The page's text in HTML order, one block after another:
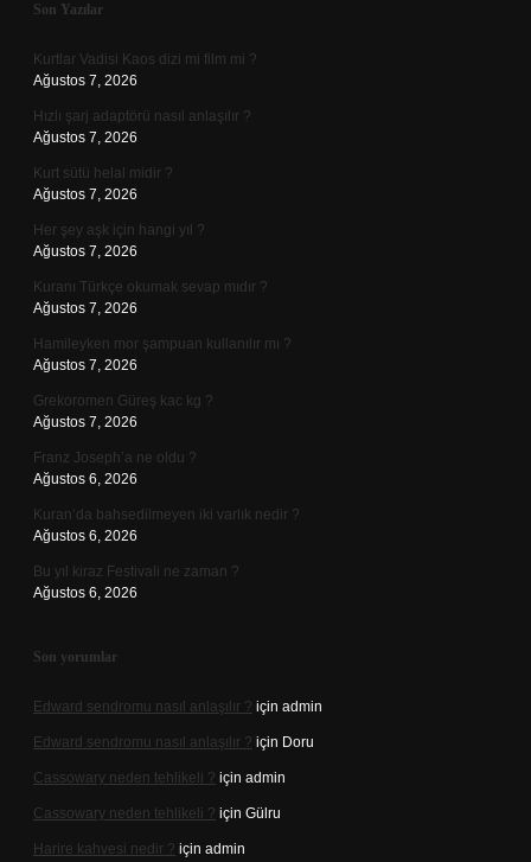
Sidebar
Son Yazılar
Kurtlar Vadisi Kaos dizi mi film mi ?
Ağustos 7, 2026
Hızlı şarj adaptörü nasıl anlaşılır ?
Ağustos 7, 2026
Kurt sütü helal midir ?
Ağustos 7, 2026
Her şey aşk için hangi yıl ?
Ağustos 7, 2026
Kuranı Türkçe okumak sevap mıdır ?
Ağustos 7, 2026
Hamileyken mor şampuan kullanılır mı ?
Ağustos 7, 2026
Grekoromen Güreş kac kg ?
Ağustos 7, 2026
Franz Joseph’a ne oldu ?
Ağustos 6, 2026
Kuran’da bahsedilmeyen iki varlık nedir ?
Ağustos 6, 2026
Bu yıl kiraz Festivali ne zaman ?
Ağustos 6, 2026
Son yorumlar
Edward sendromu nasıl anlaşılır ? için admin
Edward sendromu nasıl anlaşılır ? için Doru
Cassowary neden tehlikeli ? için admin
Cassowary neden tehlikeli ? için Gülru
Harire kahvesi nedir ? için admin